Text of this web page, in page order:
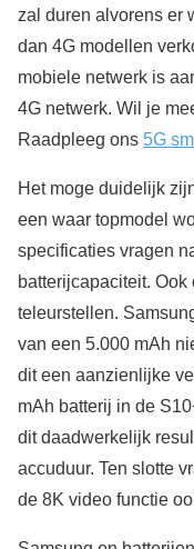
zal duren alvorens er
dan 4G modellen
mobiele netwerk is
4G netwerk. Wil je
Raadpleeg ons 5G
Het moge duidelijk
een waar topmodel
specificaties vragen
batterijcapaciteit.
teleurstellen.
van een 5.000 mAh
dit een aanzienlijke
mAh batterij in de
dit daadwerkelijk
accuduur. Ten slotte
de 8K video functie